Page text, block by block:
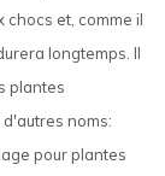
chocs et, comme il
longtemps. Il
plantes
noms:
pour plantes